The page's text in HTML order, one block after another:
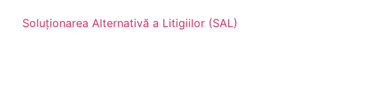
Soluționarea Alternativă a Litigiilor (SAL)